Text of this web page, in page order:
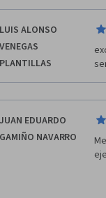
LUIS ALONSO
VENEGAS
PLANTILLAS
JUAN EDUARDO
GAMIÑO NAVARRO